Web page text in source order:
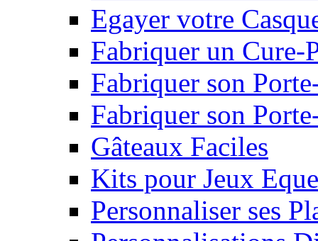
Egayer votre
Fabriquer un Cure-
Fabriquer son
Fabriquer son
Gâteaux Faciles
Kits pour Jeux
Personnaliser ses